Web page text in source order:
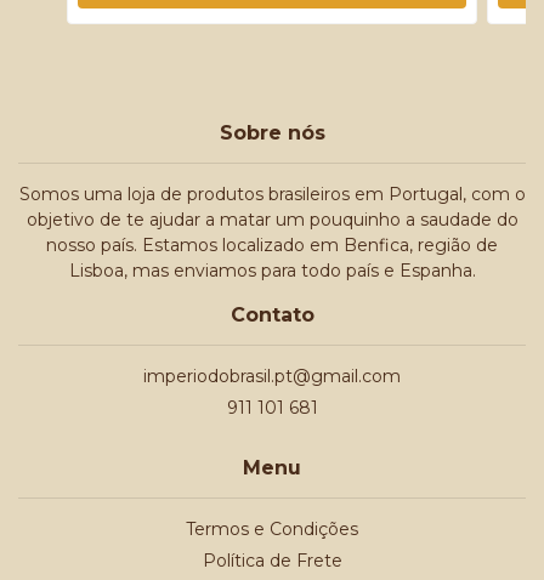
Sobre nós
Somos uma loja de produtos brasileiros em Portugal, com o
objetivo de te ajudar a matar um pouquinho a saudade do
nosso país. Estamos localizado em Benfica, região de
Lisboa, mas enviamos para todo país e Espanha.
Contato
imperiodobrasil.pt@gmail.com
911 101 681
Menu
Termos e Condições
Política de Frete